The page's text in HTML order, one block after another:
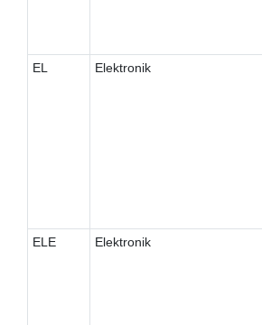
EL Elektronik
ELE Elektronik